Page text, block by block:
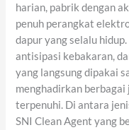
harian, pabrik dengan
penuh perangkat
dapur yang selalu
antisipasi kebakaran,
yang langsung dipakai
menghadirkan berbagai
terpenuhi. Di antara
SNI Clean Agent yang